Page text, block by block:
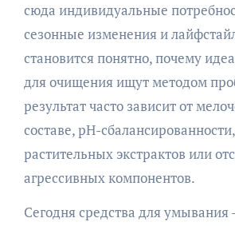
сюда индивидуальные
сезонные изменения и
становится понятно, почему
для очищения ищут методом
результат часто зависит от
составе, рН-
растительных экстрактов или
агрессивных компонентов.
Сегодня средства для умывания